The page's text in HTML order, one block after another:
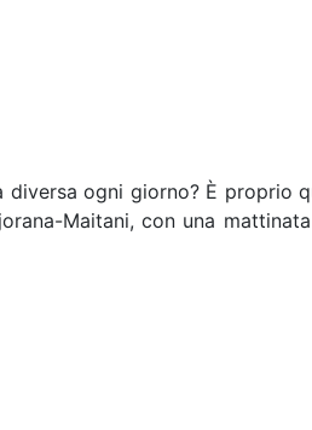
diversa ogni giorno? È proprio
Maitani, con una